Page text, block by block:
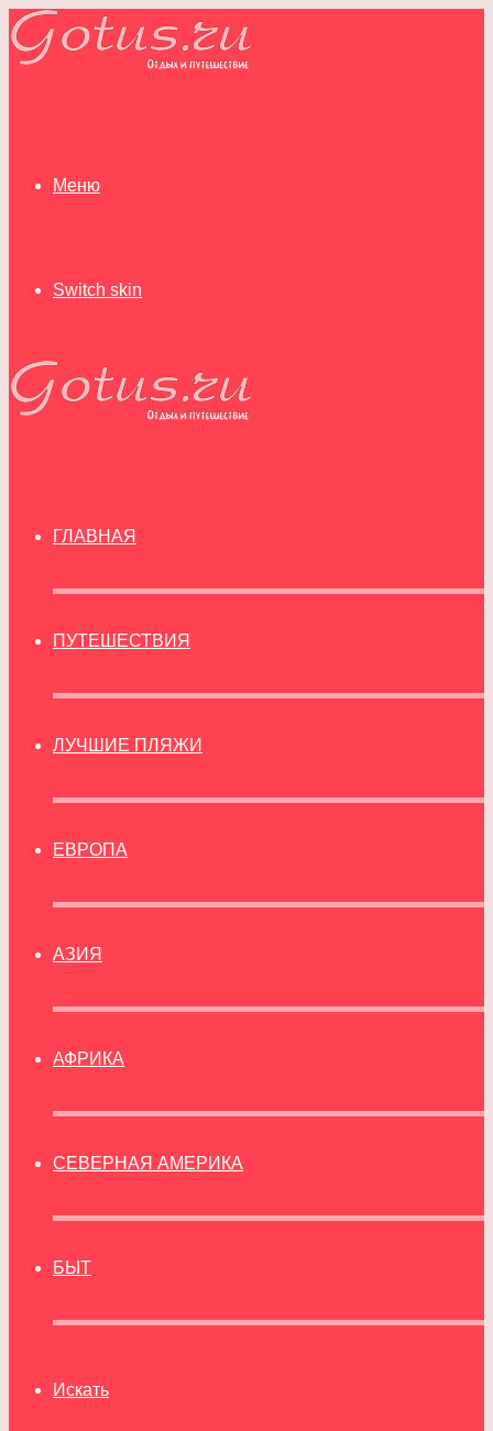
Меню
Switch skin
ГЛАВНАЯ
ПУТЕШЕСТВИЯ
ЛУЧШИЕ ПЛЯЖИ
ЕВРОПА
АЗИЯ
АФРИКА
СЕВЕРНАЯ АМЕРИКА
БЫТ
Искать